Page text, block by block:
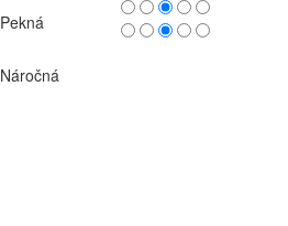
Pekná
Náročná